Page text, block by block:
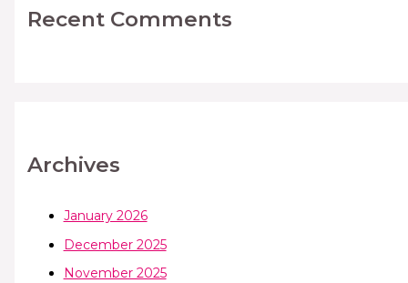
Recent Comments
Archives
January 2026
December 2025
November 2025